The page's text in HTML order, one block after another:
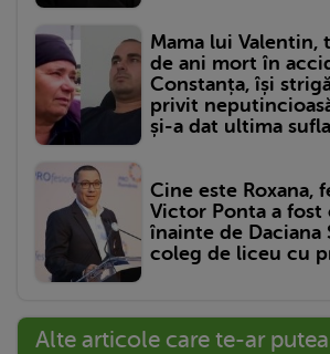
Mama lui Valentin,
de ani mort în
Constanța, își
privit
și-a dat ultima
Cine este Roxana,
Victor Ponta a fost
înainte de Daciana
coleg de liceu cu
Alte articole care te-ar